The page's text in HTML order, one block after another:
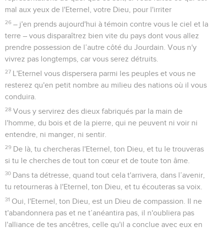
mal aux yeux de l'Eternel, votre Dieu, pour l'irriter
26 – j'en prends aujourd'hui à témoin contre vous le ciel et la
terre – vous disparaîtrez bien vite du pays dont vous allez
prendre possession de l’autre côté du Jourdain. Vous n'y
vivrez pas longtemps, car vous serez détruits.
27 L'Eternel vous dispersera parmi les peuples et vous ne
resterez qu'en petit nombre au milieu des nations où il vous
conduira.
28 Vous y servirez des dieux fabriqués par la main de
l'homme, du bois et de la pierre, qui ne peuvent ni voir ni
entendre, ni manger, ni sentir.
29 De là, tu chercheras l'Eternel, ton Dieu, et tu le trouveras
si tu le cherches de tout ton cœur et de toute ton âme.
30 Dans ta détresse, quand tout cela t'arrivera, dans l’avenir,
tu retourneras à l'Eternel, ton Dieu, et tu écouteras sa voix.
31 Oui, l'Eternel, ton Dieu, est un Dieu de compassion. Il ne
t'abandonnera pas et ne t’anéantira pas, il n'oubliera pas
l'alliance de tes ancêtres, celle qu'il a conclue avec eux en